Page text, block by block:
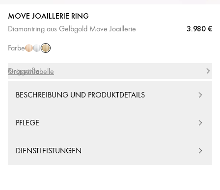
MOVE JOAILLERIE RING
Diamantring aus Gelbgold Move Joaillerie 3.980 €
Farbe
Roségold
Weißgold
Gelbgold
Grössentabelle
Ringgröße
BESCHREIBUNG UND PRODUKTDETAILS
PFLEGE
DIENSTLEISTUNGEN